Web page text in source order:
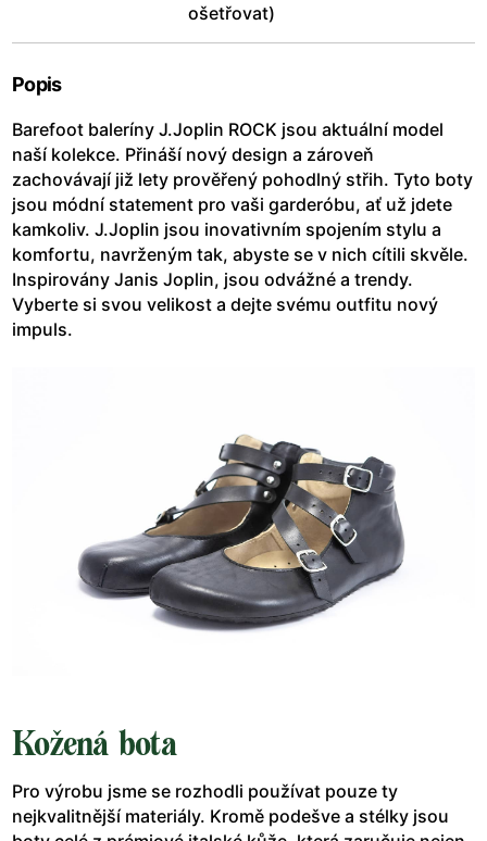
ošetřovat)
Popis
Barefoot baleríny J.Joplin ROCK jsou aktuální model
naší kolekce. Přináší nový design a zároveň
zachovávají již lety prověřený pohodlný střih. Tyto boty
jsou módní statement pro vaši garderóbu, ať už jdete
kamkoliv. J.Joplin jsou inovativním spojením stylu a
komfortu, navrženým tak, abyste se v nich cítili skvěle.
Inspirovány Janis Joplin, jsou odvážné a trendy.
Vyberte si svou velikost a dejte svému outfitu nový
impuls.
Kožená bota
Pro výrobu jsme se rozhodli používat pouze ty
nejkvalitnější materiály. Kromě podešve a stélky jsou